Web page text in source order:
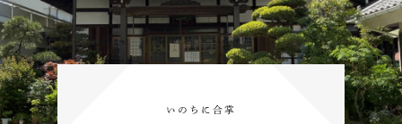
いのちに合掌